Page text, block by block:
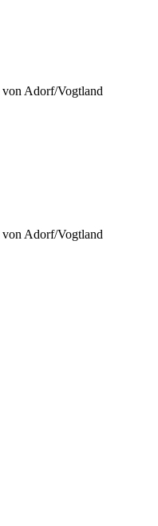
von Adorf/Vogtland
von Adorf/Vogtland